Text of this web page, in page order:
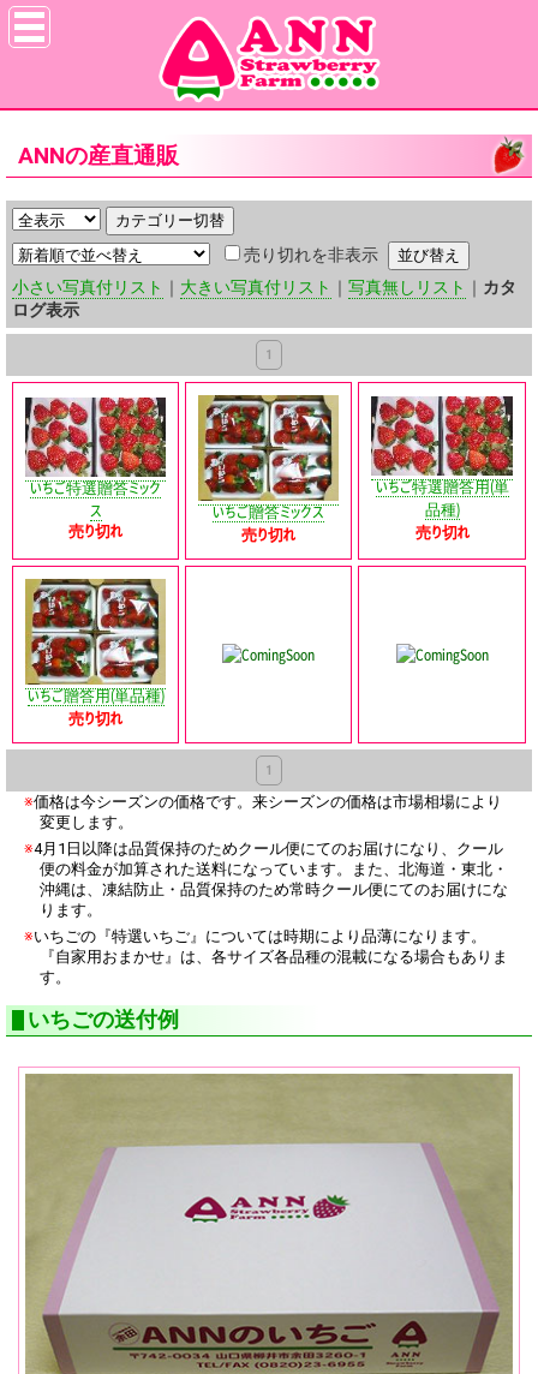
ANNの産直通販
売り切れを非表示
小さい写真付リスト ｜ 大きい写真付リスト ｜ 写真無しリスト ｜ カタ
ログ表示
1
いちご特選贈答ミック
ス
売り切れ
いちご贈答ミックス
売り切れ
いちご特選贈答用(単
品種)
売り切れ
いちご贈答用(単品種)
売り切れ
1
※価格は今シーズンの価格です。来シーズンの価格は市場相場により
変更します。
※4月1日以降は品質保持のためクール便にてのお届けになり、クール
便の料金が加算された送料になっています。また、北海道・東北・
沖縄は、凍結防止・品質保持のため常時クール便にてのお届けにな
ります。
※いちごの『特選いちご』については時期により品薄になります。
『自家用おまかせ』は、各サイズ各品種の混載になる場合もありま
す。
いちごの送付例